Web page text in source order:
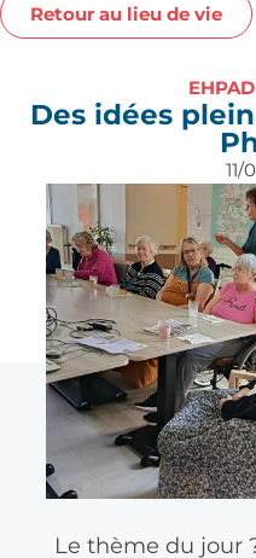
Retour au lieu de vie
Des idées
11/
À l’EHPAD
ateliers philo sont
rendez-vous
Marie-Christine
Le thème du jour